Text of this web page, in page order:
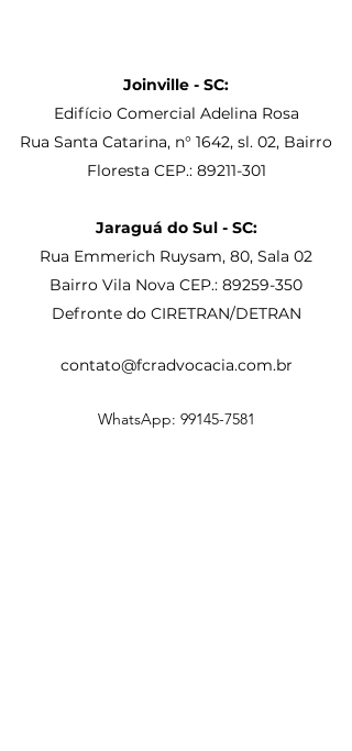
Joinville - SC:
Edifício Comercial Adelina Rosa
Rua Santa Catarina, n° 1642, sl. 02, Bairro
Floresta CEP.: 89211-301
Jaraguá do Sul - SC:
Rua Emmerich Ruysam, 80, Sala 02
Bairro Vila Nova CEP.: 89259-350
Defronte do CIRETRAN/DETRAN
contato@fcradvocacia.com.br
WhatsApp: 99145-7581